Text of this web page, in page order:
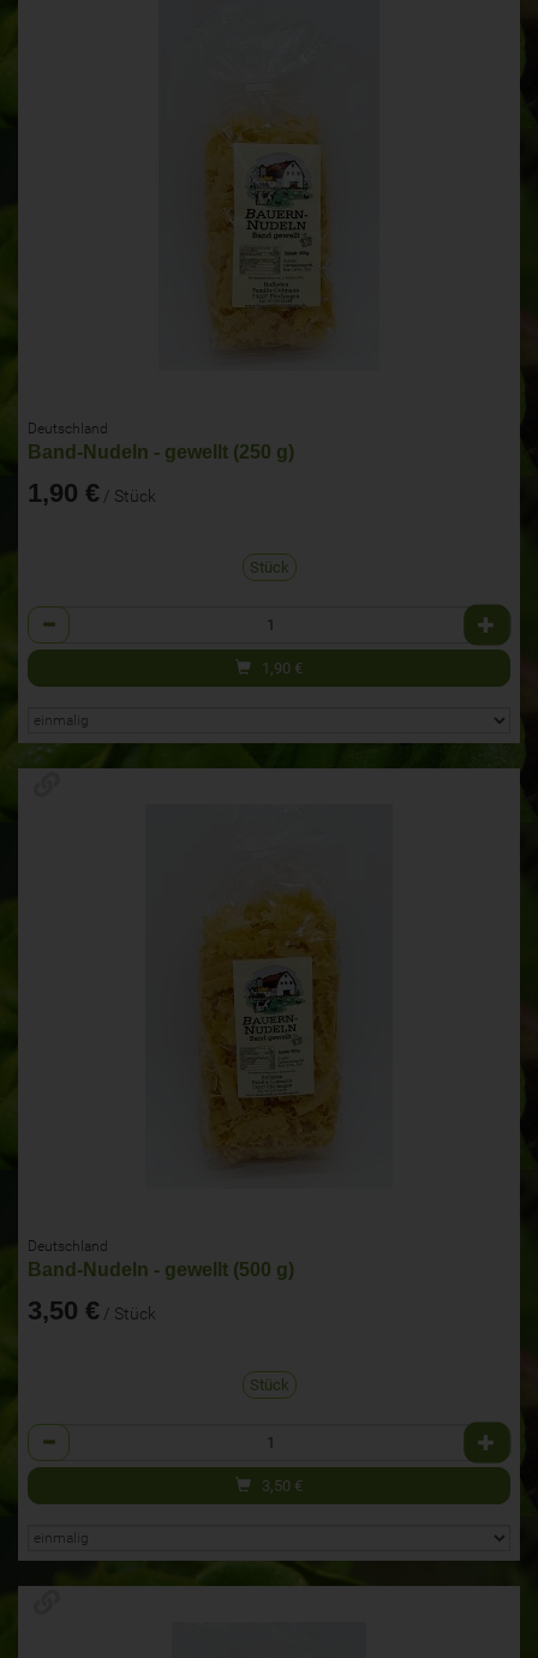
Deutschland
Band-Nudeln - gewellt (250 g)
1,90 € / Stück
Stück
Anzahl
1,90 €
Deutschland
Band-Nudeln - gewellt (500 g)
3,50 € / Stück
Stück
Anzahl
3,50 €